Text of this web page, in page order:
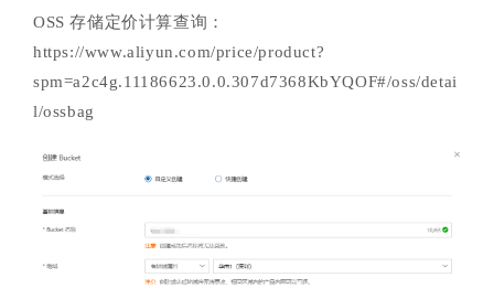
OSS 存储定价计算查询：
https://www.aliyun.com/price/product?
spm=a2c4g.11186623.0.0.307d7368KbYQOF#/oss/detai
l/ossbag